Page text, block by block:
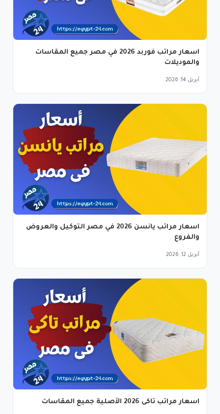
اسعار مراتب فوربد 2026 في مصر جميع المقاسات
والموديلات
أبريل 14, 2026
اسعار مراتب يانسن 2026 في مصر التوكيل والعروض
والفروع
أبريل 12, 2026
اسعار مراتب تاكى 2026 الأصلية جميع المقاسات